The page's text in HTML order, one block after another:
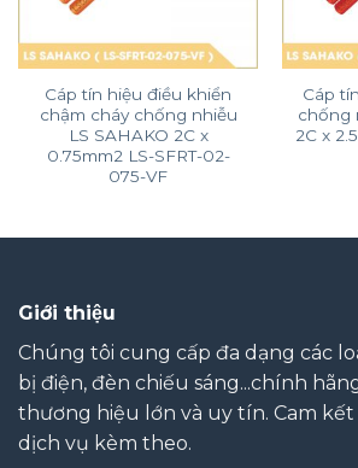
Cáp tín hiệu điều khiển
chậm cháy chống nhiễu
LS SAHAKO 2C x
0.75mm2 LS-SFRT-02-
075-VF
Cáp
chống
2C x
Giới thiệu
Chúng tôi cung cấp đa dạng các
bị điện, đèn chiếu sáng...chính
thương hiệu lớn và uy tín. Cam kết
dịch vụ kèm theo.